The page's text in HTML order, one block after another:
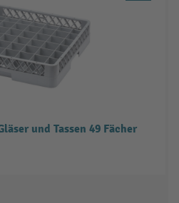
und Tassen 49 Fächer